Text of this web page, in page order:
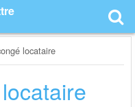
locataire